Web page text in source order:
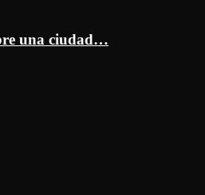
una ciudad…